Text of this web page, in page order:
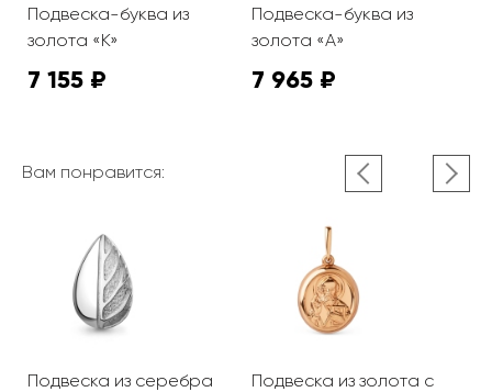
Подвеска-буква из
золота «К»
7 155 ₽
Подвеска-буква из
золота «А»
7 965 ₽
Вам понравится:
Подвеска из серебра Подвеска из золота с